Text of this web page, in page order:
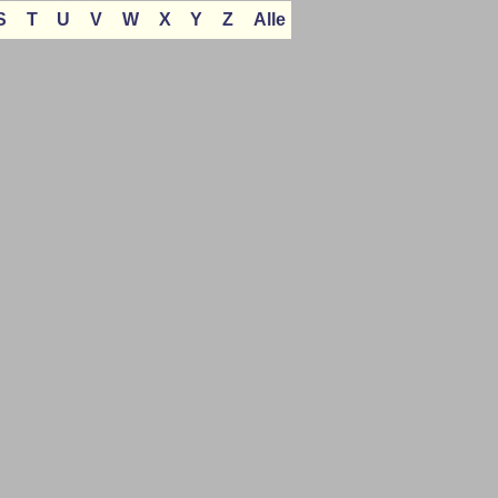
T U V W X Y Z Alle